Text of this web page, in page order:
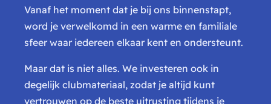
Vanaf het moment dat je bij ons binnenstapt,
word je verwelkomd in een warme en familiale
sfeer waar iedereen elkaar kent en ondersteunt.
Maar dat is niet alles. We investeren ook in
degelijk clubmateriaal, zodat je altijd kunt
vertrouwen op de beste uitrusting tijdens je